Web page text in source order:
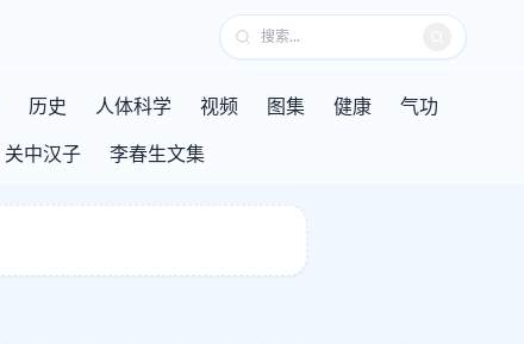
历史 人体科学 视频 图集 健康
气功
关中汉子 李春生文集